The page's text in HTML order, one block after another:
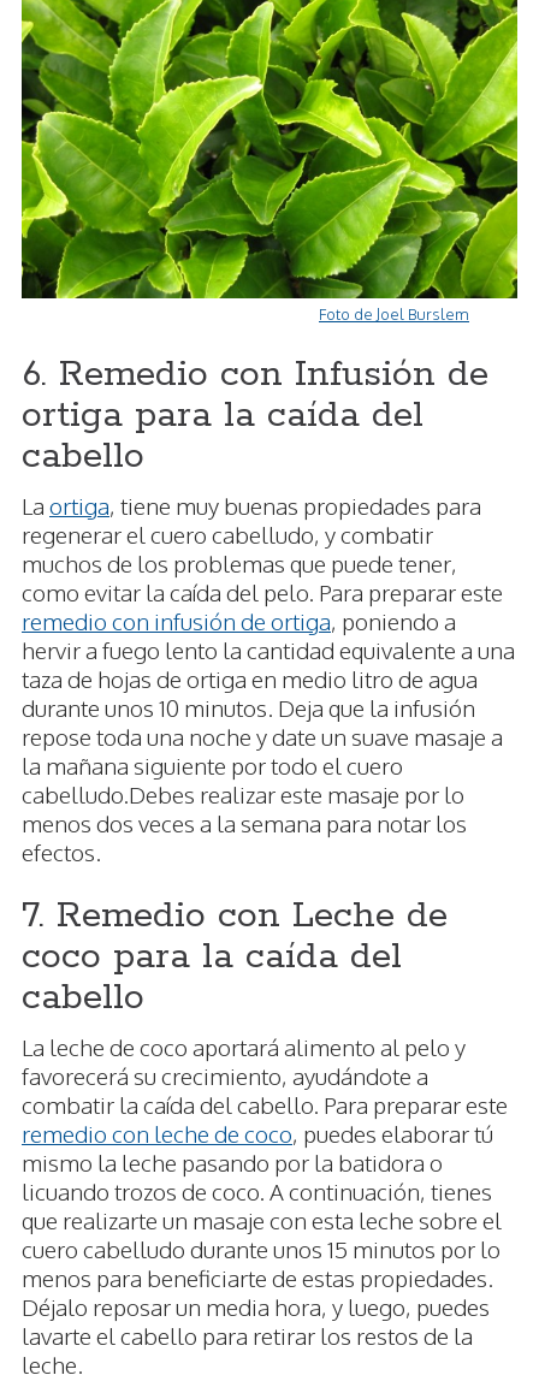
Foto de Joel Burslem
6. Remedio con Infusión de
ortiga para la caída del
cabello
La ortiga, tiene muy buenas propiedades para
regenerar el cuero cabelludo, y combatir
muchos de los problemas que puede tener,
como evitar la caída del pelo. Para preparar este
remedio con infusión de ortiga, poniendo a
hervir a fuego lento la cantidad equivalente a una
taza de hojas de ortiga en medio litro de agua
durante unos 10 minutos. Deja que la infusión
repose toda una noche y date un suave masaje a
la mañana siguiente por todo el cuero
cabelludo.Debes realizar este masaje por lo
menos dos veces a la semana para notar los
efectos.
7. Remedio con Leche de
coco para la caída del
cabello
La leche de coco aportará alimento al pelo y
favorecerá su crecimiento, ayudándote a
combatir la caída del cabello. Para preparar este
remedio con leche de coco, puedes elaborar tú
mismo la leche pasando por la batidora o
licuando trozos de coco. A continuación, tienes
que realizarte un masaje con esta leche sobre el
cuero cabelludo durante unos 15 minutos por lo
menos para beneficiarte de estas propiedades.
Déjalo reposar un media hora, y luego, puedes
lavarte el cabello para retirar los restos de la
leche.